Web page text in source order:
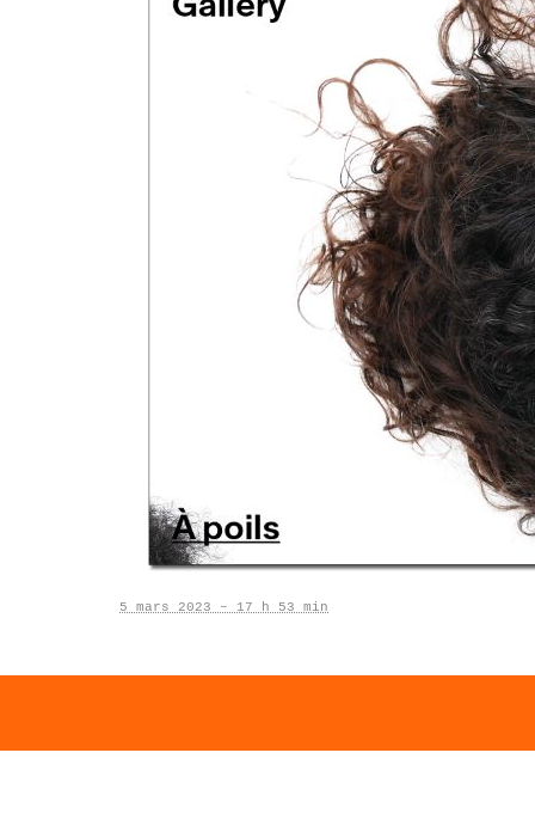
5 mars 2023 – 17 h 53 min